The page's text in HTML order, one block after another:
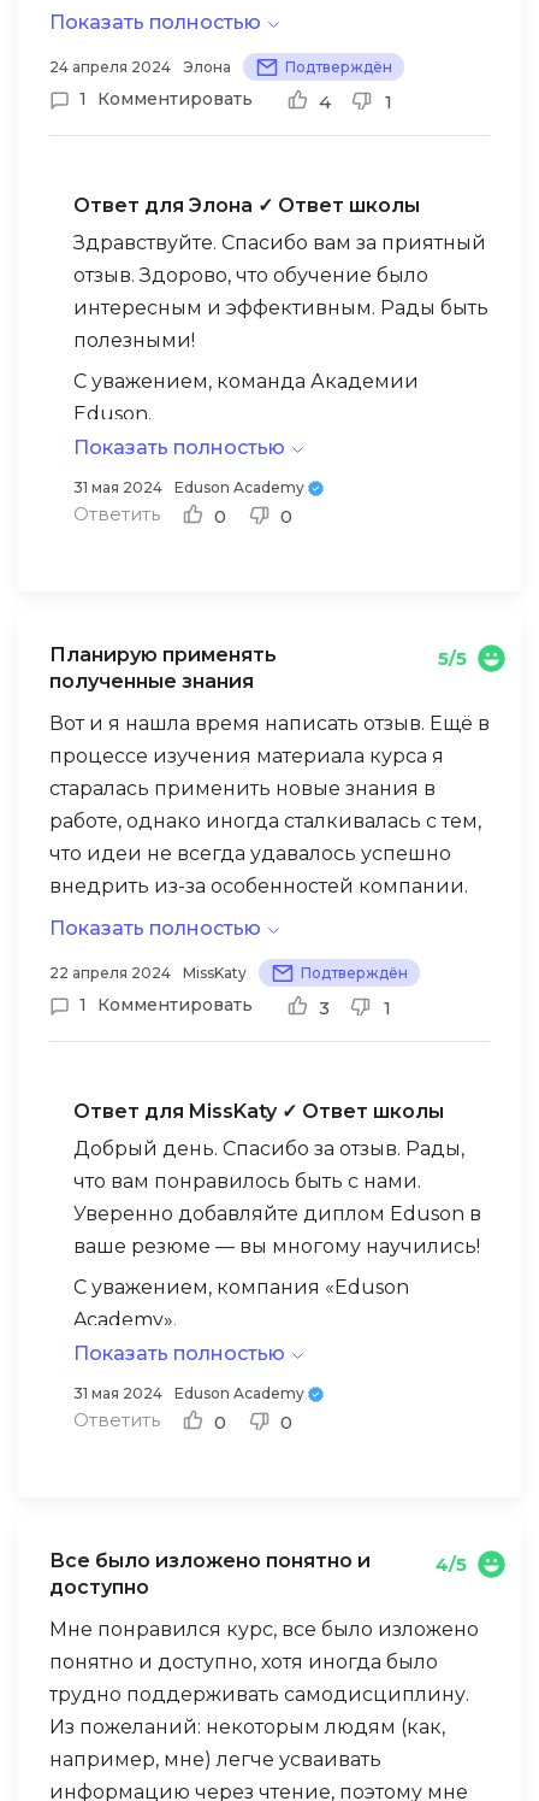
курсы, чтобы быть в курсе новых знаний и
практике всё то, что узнала.
Показать полностью
24 апреля 2024 Элона Подтверждён
1 Комментировать 4 1
Ответ для Элона ✓ Ответ школы
Здравствуйте. Спасибо вам за приятный
отзыв. Здорово, что обучение было
интересным и эффективным. Рады быть
полезными!
С уважением, команда Академии
Eduson.
Показать полностью
31 мая 2024 Eduson Academy
Ответить 0 0
Планирую применять
полученные знания
5/5
Вот и я нашла время написать отзыв. Ещё в
процессе изучения материала курса я
старалась применить новые знания в
работе, однако иногда сталкивалась с тем,
что идеи не всегда удавалось успешно
внедрить из-за особенностей компании.
Мне казалось, что опережаю время.
взглянуть на некоторые ситуации. Теперь
про минусы: мне не хватило практической
информации по коучингу и более
целом курс был полезным, разнообразным
и интересным, особенно ценю
интерактивные презентации. Ключевые
идеи о системном мышлении
запомнились, но стратегический HR
показался сложным для восприятия.
Планирую применять полученные знания
в своей профессиональной деятельности,
пока не столь значим. Благодарю за
Показать полностью
22 апреля 2024 MissKaty Подтверждён
1 Комментировать 3 1
Ответ для MissKaty ✓ Ответ школы
Добрый день. Спасибо за отзыв. Рады,
что вам понравилось быть с нами.
Уверенно добавляйте диплом Eduson в
ваше резюме — вы многому научились!
С уважением, компания «Eduson
Academy».
Показать полностью
31 мая 2024 Eduson Academy
Ответить 0 0
Все было изложено понятно и
доступно
4/5
Мне понравился курс, все было изложено
понятно и доступно, хотя иногда было
трудно поддерживать самодисциплину.
Из пожеланий: некоторым людям (как,
например, мне) легче усваивать
информацию через чтение, поэтому мне